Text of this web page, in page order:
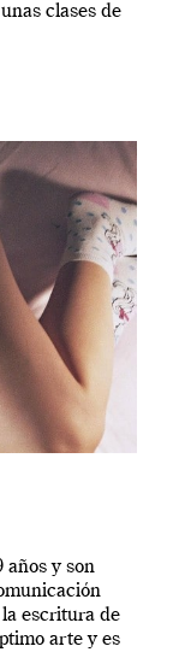
clases de
años y son
escritura de
arte y es